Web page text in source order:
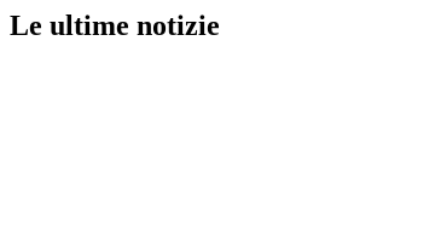
Le ultime notizie